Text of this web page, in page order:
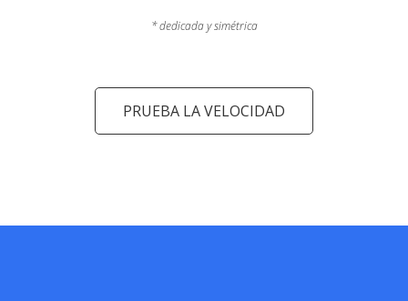
* dedicada y simétrica
PRUEBA LA VELOCIDAD